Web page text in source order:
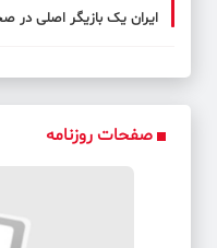
ایران یک بازیگر اصلی در
کد خبر: 29788
هیچ مسئولی نمی‌تواند به
صفحات روزنامه